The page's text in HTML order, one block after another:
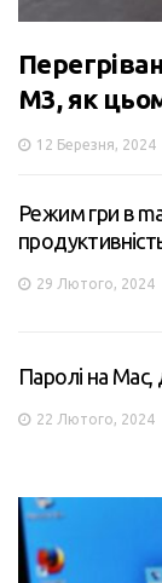
M3, як
12 Березня, 2024
Режим гри в
29 Лютого, 2024
Паролі на Mac,
22 Лютого, 2024